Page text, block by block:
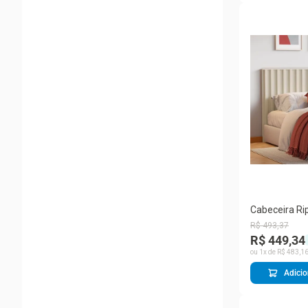
Cabeceira
de Casal
166 cm de
R$ 493,37
R$ 449,34
ou 1 x de R$ 483 16